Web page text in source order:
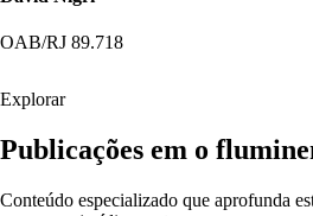
OAB/RJ 89.718
Explorar
Publicações em o
Conteúdo especializado que aprofunda